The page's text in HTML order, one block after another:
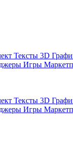
Тексты 3D
Игры
Тексты 3D
Игры